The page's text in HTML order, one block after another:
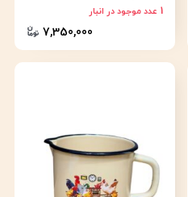
1 عدد موجود در انبار
7,350,000